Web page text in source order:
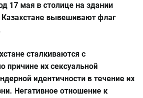
17 мая в столице на здании
вывешивают флаг
сталкиваются с
причине их сексуальной
идентичности в течение их
Негативное отношение к